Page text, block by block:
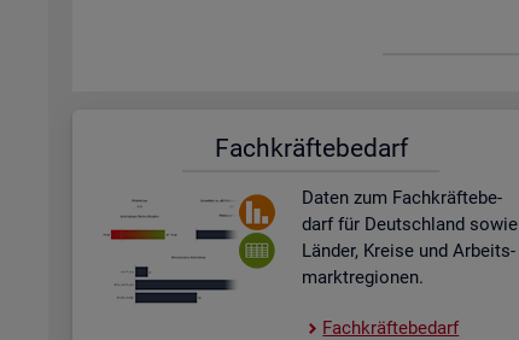
Fach­kräf­te­be­darf
Daten zum Fach­kräf­te­be­
darf für Deutsch­land sowie
Län­der, Krei­se und Ar­beits­
markt­re­gio­nen.
Fach­kräf­te­be­darf